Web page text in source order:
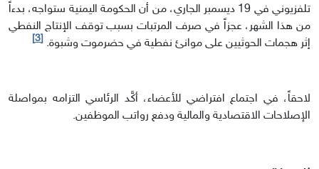
تلفزيوني في 19 ديسمبر الجاري، من أن الحكومة اليمنية ستواجه، بدءاً
من هذا الشهر، عجزاً في صرف المرتبات بسبب توقف الإنتاج النفطي
إثر هجمات الحوثيين على موانئ نفطية في حضرموت وشبوة.
لاحقاً، في اجتماع افتراضي للأعضاء، أكَّد الرئاسي التزامه بمواصلة
الإصلاحات الاقتصادية والمالية ودفع رواتب الموظفين.